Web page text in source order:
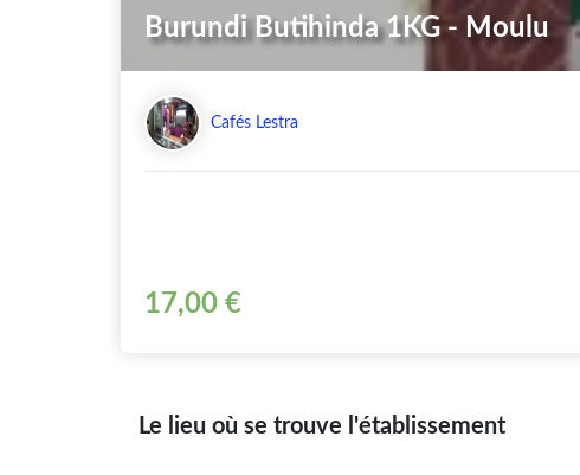
Burundi Butihinda 1KG - Moulu
Cafés Lestra
17,00 €
Le lieu où se trouve l'établissement